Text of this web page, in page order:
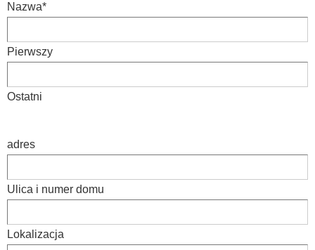
Nazwa*
Pierwszy
Ostatni
adres
Ulica i numer domu
Lokalizacja